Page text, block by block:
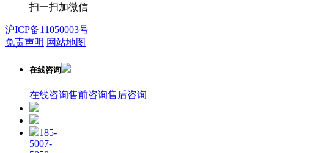
扫一扫加微信
沪ICP备11050003号
免责声明 网站地图
在线咨询
在线咨询售前咨询售后咨询
185-
5007-